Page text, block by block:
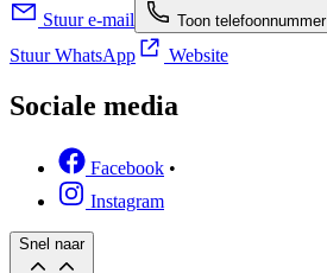
Stuur e-mail Toon telefoonnummer
Stuur WhatsApp
Website
Sociale media
Facebook •
Instagram
Snel naar